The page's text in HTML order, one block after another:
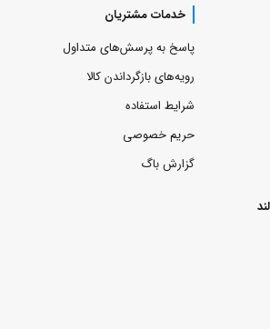
خدمات مشتریان
پاسخ به پرسش‌های متداول
رویه‌های بازگرداندن کالا
شرایط استفاده
حریم خصوصی
گزارش باگ